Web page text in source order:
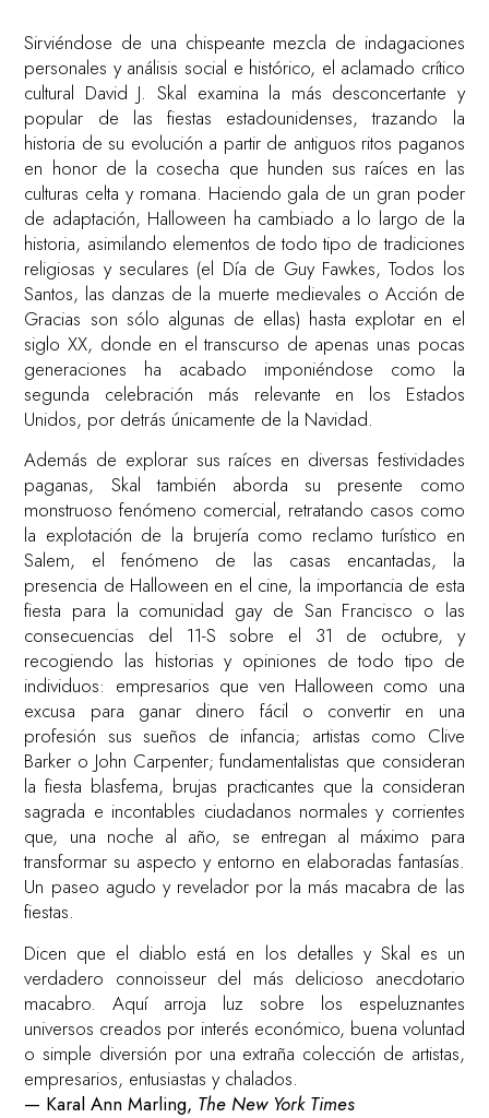
Sirviéndose de una chispeante mezcla de indagaciones
personales y análisis social e histórico, el aclamado crítico
cultural David J. Skal examina la más desconcertante y
popular de las fiestas estadounidenses, trazando la
historia de su evolución a partir de antiguos ritos paganos
en honor de la cosecha que hunden sus raíces en las
culturas celta y romana. Haciendo gala de un gran poder
de adaptación, Halloween ha cambiado a lo largo de la
historia, asimilando elementos de todo tipo de tradiciones
religiosas y seculares (el Día de Guy Fawkes, Todos los
Santos, las danzas de la muerte medievales o Acción de
Gracias son sólo algunas de ellas) hasta explotar en el
siglo XX, donde en el transcurso de apenas unas pocas
generaciones ha acabado imponiéndose como la
segunda celebración más relevante en los Estados
Unidos, por detrás únicamente de la Navidad.
Además de explorar sus raíces en diversas festividades
paganas, Skal también aborda su presente como
monstruoso fenómeno comercial, retratando casos como
la explotación de la brujería como reclamo turístico en
Salem, el fenómeno de las casas encantadas, la
presencia de Halloween en el cine, la importancia de esta
fiesta para la comunidad gay de San Francisco o las
consecuencias del 11-S sobre el 31 de octubre, y
recogiendo las historias y opiniones de todo tipo de
individuos: empresarios que ven Halloween como una
excusa para ganar dinero fácil o convertir en una
profesión sus sueños de infancia; artistas como Clive
Barker o John Carpenter; fundamentalistas que consideran
la fiesta blasfema, brujas practicantes que la consideran
sagrada e incontables ciudadanos normales y corrientes
que, una noche al año, se entregan al máximo para
transformar su aspecto y entorno en elaboradas fantasías.
Un paseo agudo y revelador por la más macabra de las
fiestas.
Dicen que el diablo está en los detalles y Skal es un
verdadero connoisseur del más delicioso anecdotario
macabro. Aquí arroja luz sobre los espeluznantes
universos creados por interés económico, buena voluntad
o simple diversión por una extraña colección de artistas,
empresarios, entusiastas y chalados.
— Karal Ann Marling, The New York Times